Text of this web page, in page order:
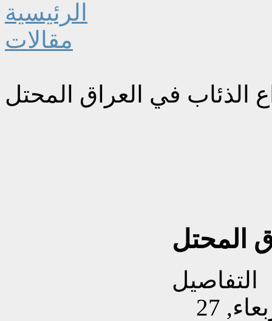
الرئيسية
مقالات
الذئاب في العراق المحتل
المحتل
التفاصيل
تم إنشاءه بتاريخ الأربعاء, 27